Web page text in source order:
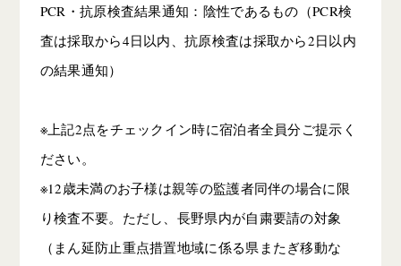
PCR・抗原検査結果通知：陰性であるもの（PCR検
査は採取から4日以内、抗原検査は採取から2日以内
の結果通知）
※上記2点をチェックイン時に宿泊者全員分ご提示く
ださい。
※12歳未満のお子様は親等の監護者同伴の場合に限
り検査不要。ただし、長野県内が自粛要請の対象
（まん延防止重点措置地域に係る県またぎ移動な